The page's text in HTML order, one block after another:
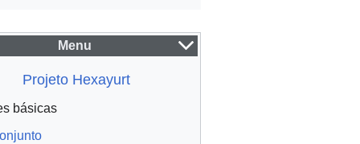
Menu
Projeto Hexayurt
básicas